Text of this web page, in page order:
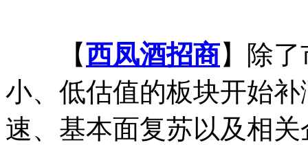
【西凤酒招商】除
小、低估值的板块开始
速、基本面复苏以及相